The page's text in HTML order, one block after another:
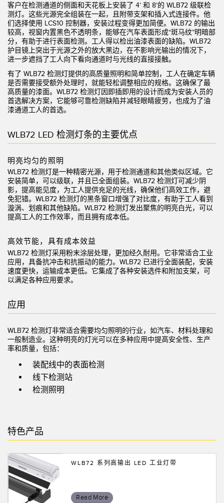
温度传感器
检测阵列和宽光束传感器
状态监测传感器
无线状态监测传感器
振动传感器
附件
线缆
转换器
软件
邦纳测量传感器软件
技术
带 IO-Link 的传感器
冲洗
IO-Link
客户在检测通道的侧面和天花板上安装了 4’ 和 8’的 WLB72 级联检
测灯。这些光源完全组装在一起，且附带支架和插入式连接件。他
们选择使用 LCS10 控制器，安装过程变得更加简便。WLB72 的输出
较高，视窗内置黑色不透明条，能够在汽车表面形成“斑马纹”明暗部
分，有助于进行表面检测。工人得以检出油漆表面的缺陷。WLB72
护目镜上突出于光源之外的放大黑边，在不影响光输出的情况下，
进一步遮挡了工人向下看向通道时与光线的直接接触。
有了 WLB72 检测灯提供的高质量照明和简单控制，工人在确定车辆
是否需要接受额外处理时，就能轻松调整相应的规格。这确保了最
高质量的漆面。WLB72 检测灯因即插即用的设计而成为安装人员的
首选解决方案，它能够可靠检测缺陷并减轻眼睛疲劳，也成为了油
漆通道工人的首选。
WLB72 LED 检测灯条的主要优点
明亮均匀的照明
WLB72 检测灯是一种精密光源，用于检测通道和其他类似区域。它
安装简单，可以级联，并且已全面组装。WLB72 检测灯可减少阴
影，提高能见度，为工人提供充足的光线，确保他们高效工作，避
免犯错。WLB72 检测灯的黑条窗口增强了对比度，有助于工人看到
漩涡、划痕和其他缺陷。WLB72 检测灯发出聚焦的明亮白光，可以
提高工人的工作效率，而且拥有成本低。
高效节能，具有成本效益
WLB72 检测灯采用粉末涂层处理，更加经久耐用。它非常适合工业
应用，具备抗冲击和抗振动的能力。WLB72 已进行全面装配，安装
速度更快，运输成本更低。它集成了各种安装选件和附加支架，可
以满足各种应用要求。
应用
WLB72 检测灯非常适合需要均匀照明的行业，如汽车、材料处理和
一般制造业。这种明亮的灯光可以在多种应用中提高安全性、生产
率和质量，包括：
装配线中的表面检测
线下检测站
检测照明
特色产品
WLB72 系列高输出 LED 工业灯带
Read More